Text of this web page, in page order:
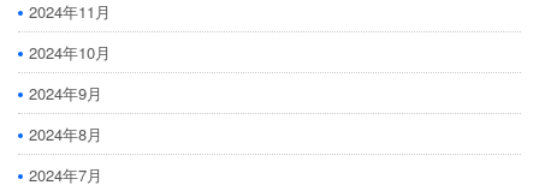
2024年11月
2024年10月
2024年9月
2024年8月
2024年7月